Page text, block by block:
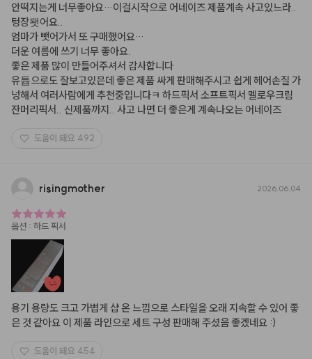
안떡지는게 너무좋아요…이걸시작으로 어네이즈 제품계속 사고있느라..
텅장됏어요..
엄마가 뺏어가서 또 구매했어요…
더운 여름에 쓰기 너무 좋아요.
좋은 제품 많이 만들어주셔서 감사합니다
유튭으로도 잘보고있믄데 좋은 제품 싸게 판매해주시고 쉽게 헤어손질 가
넝해서 여러사람에게 추천중입니다ㅋ 하드픽서 소프트픽서 멜로우크림
잔머리픽서.. 신제품까지.. 사고 나면 더 좋은게 계속나오는 어네이즈
도움이 돼요 492
risingmother 2026.06.04
옵션 : 하드 픽서
용기 용량도 크고 가볍게 샵 온 느낌으로 스타일을 오래 지속할 수 있어 좋
은 것 같아요 이 제품 라인으로 세트 구성 판매해 주셨음 좋겠네요 :)
도움이 돼요 454